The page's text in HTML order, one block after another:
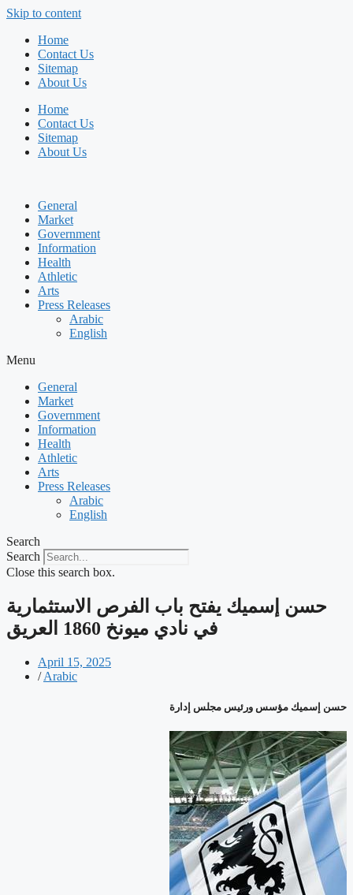
Skip to content
Home
Contact Us
Sitemap
About Us
Home
Contact Us
Sitemap
About Us
General
Market
Government
Information
Health
Athletic
Arts
Press Releases
Arabic
English
Menu
General
Market
Government
Information
Health
Athletic
Arts
Press Releases
Arabic
English
Search
Search
Close this search box.
‫حسن إسميك يفتح باب الفرص الاستثمارية
في نادي ميونخ 1860 العريق
April 15, 2025
/ Arabic
حسن إسميك مؤسس ورئيس مجلس إدارة